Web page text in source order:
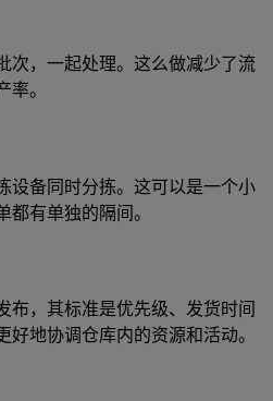
次，一起处理。这么做减少了流
率。
设备同时分拣。这可以是一个小
都有单独的隔间。
布，其标准是优先级、发货时间
好地协调仓库内的资源和活动。